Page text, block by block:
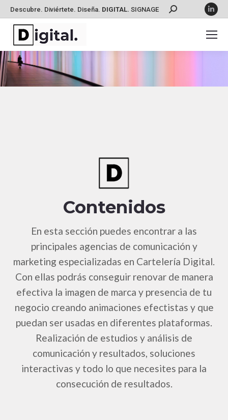
Descubre. Diviértete. Diseña. DIGITAL. SIGNAGE Buscar:
Contenidos
En esta sección puedes encontrar a las
principales agencias de comunicación y
marketing especializadas en Cartelería Digital.
Con ellas podrás conseguir renovar de manera
efectiva la imagen de marca y presencia de tu
negocio creando animaciones efectistas y que
puedan ser usadas en diferentes plataformas.
Realización de estudios y análisis de
comunicación y resultados, soluciones
interactivas y todo lo que necesites para la
consecución de resultados.